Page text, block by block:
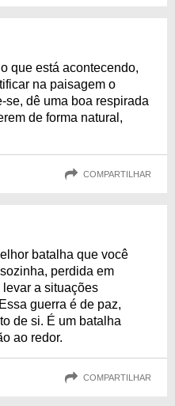
que está acontecendo,
na paisagem o
se, dê uma boa respirada
de forma natural,
COMPARTILHAR
batalha que você
perdida em
a situações
guerra é de paz,
de si. É um batalha
ao redor.
COMPARTILHAR